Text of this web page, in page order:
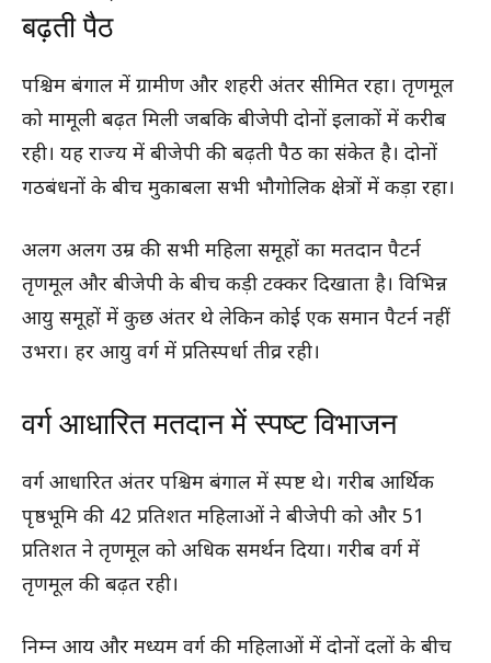
बढ़ती पैठ
पश्चिम बंगाल में ग्रामीण और शहरी अंतर सीमित रहा। तृणमूल
को मामूली बढ़त मिली जबकि बीजेपी दोनों इलाकों में करीब
रही। यह राज्य में बीजेपी की बढ़ती पैठ का संकेत है। दोनों
गठबंधनों के बीच मुकाबला सभी भौगोलिक क्षेत्रों में कड़ा रहा।
अलग अलग उम्र की सभी महिला समूहों का मतदान पैटर्न
तृणमूल और बीजेपी के बीच कड़ी टक्कर दिखाता है। विभिन्न
आयु समूहों में कुछ अंतर थे लेकिन कोई एक समान पैटर्न नहीं
उभरा। हर आयु वर्ग में प्रतिस्पर्धा तीव्र रही।
वर्ग आधारित मतदान में स्पष्ट विभाजन
वर्ग आधारित अंतर पश्चिम बंगाल में स्पष्ट थे। गरीब आर्थिक
पृष्ठभूमि की 42 प्रतिशत महिलाओं ने बीजेपी को और 51
प्रतिशत ने तृणमूल को अधिक समर्थन दिया। गरीब वर्ग में
तृणमूल की बढ़त रही।
निम्न आय और मध्यम वर्ग की महिलाओं में दोनों दलों के बीच